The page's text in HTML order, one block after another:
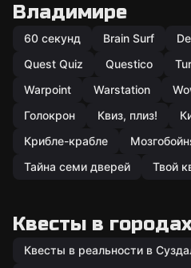
Владимире
60 секунд Brain Surf
Quest Quiz
Questico
Warpoint
Warstation
Голокрон
Квиз, плиз!
Крибле-крабле
Тайна семи дверей
Твой
Квесты в
Квесты в реальности в